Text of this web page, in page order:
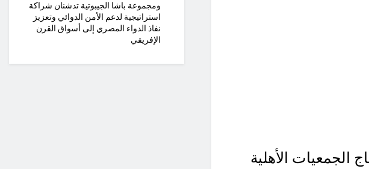
الجمعيات الأهلية
ومجموعة باشا الجيبوتية تدشنان شراكة
استراتيجية لدعم الأمن الدوائي وتعزيز
نفاذ الدواء المصري إلى أسواق القرن
الإفريقي